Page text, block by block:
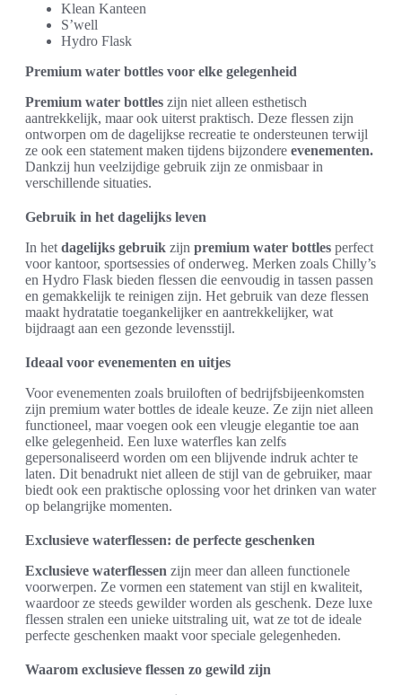
Klean Kanteen
S’well
Hydro Flask
Premium water bottles voor elke gelegenheid
Premium water bottles zijn niet alleen esthetisch
aantrekkelijk, maar ook uiterst praktisch. Deze flessen zijn
ontworpen om de dagelijkse recreatie te ondersteunen terwijl
ze ook een statement maken tijdens bijzondere evenementen.
Dankzij hun veelzijdige gebruik zijn ze onmisbaar in
verschillende situaties.
Gebruik in het dagelijks leven
In het dagelijks gebruik zijn premium water bottles perfect
voor kantoor, sportsessies of onderweg. Merken zoals Chilly’s
en Hydro Flask bieden flessen die eenvoudig in tassen passen
en gemakkelijk te reinigen zijn. Het gebruik van deze flessen
maakt hydratatie toegankelijker en aantrekkelijker, wat
bijdraagt aan een gezonde levensstijl.
Ideaal voor evenementen en uitjes
Voor evenementen zoals bruiloften of bedrijfsbijeenkomsten
zijn premium water bottles de ideale keuze. Ze zijn niet alleen
functioneel, maar voegen ook een vleugje elegantie toe aan
elke gelegenheid. Een luxe waterfles kan zelfs
gepersonaliseerd worden om een blijvende indruk achter te
laten. Dit benadrukt niet alleen de stijl van de gebruiker, maar
biedt ook een praktische oplossing voor het drinken van water
op belangrijke momenten.
Exclusieve waterflessen: de perfecte geschenken
Exclusieve waterflessen zijn meer dan alleen functionele
voorwerpen. Ze vormen een statement van stijl en kwaliteit,
waardoor ze steeds gewilder worden als geschenk. Deze luxe
flessen stralen een unieke uitstraling uit, wat ze tot de ideale
perfecte geschenken maakt voor speciale gelegenheden.
Waarom exclusieve flessen zo gewild zijn